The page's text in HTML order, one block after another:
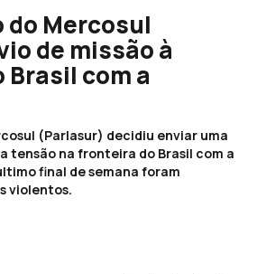
Mercosul
de missão à
com a
(Parlasur) decidiu enviar uma
tensão na fronteira do Brasil com a
final de semana foram
violentos.